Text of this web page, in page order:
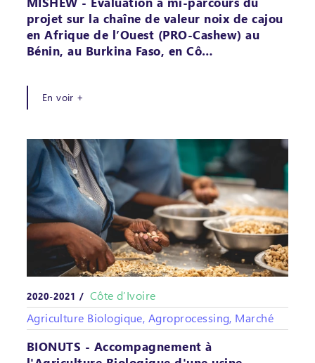
projet sur la chaîne de valeur noix de cajou
en Afrique de l’Ouest (PRO-Cashew) au
Bénin, au Burkina Faso, en Cô…
En voir +
2020-2021 / Côte d’Ivoire
Agriculture Biologique, Agroprocessing, Marché
BIONUTS - Accompagnement à